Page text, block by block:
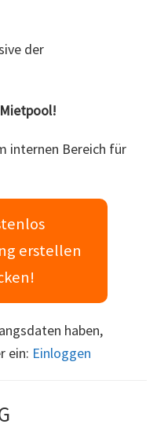
der
internen Bereich für
erstellen
haben,
ein: Einloggen